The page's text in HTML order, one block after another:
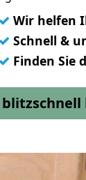
✓ Wir helfen
✓ Schnell &
✓ Finden Sie
blitzschnell